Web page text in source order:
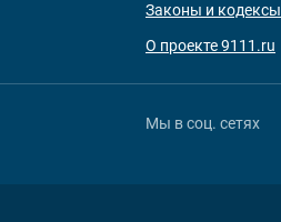
Законы и кодексы
О проекте 9111.ru
Мы в соц. сетях